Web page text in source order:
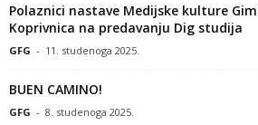
Polaznici nastave Medijske kulture
Koprivnica na predavanju Dig studija
GFG - 11. studenoga 2025.
BUEN CAMINO!
GFG - 8. studenoga 2025.